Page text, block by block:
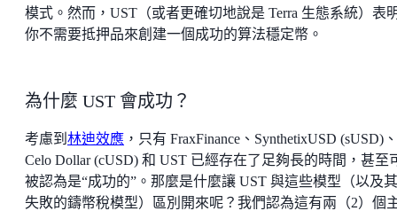
模式。然而，UST（或者更確切地說是 Terra 生態系統）表
你不需要抵押品來創建一個成功的算法穩定幣。
為什麼 UST 會成功？
考慮到 林迪效應 ，只有 FraxFinance、SynthetixUSD (sUSD)、
Celo Dollar (cUSD) 和 UST 已經存在了足夠長的時間，甚至
被認為是“成功的”。那麼是什麼讓 UST 與這些模型（以及
失敗的鑄幣稅模型）區別開來呢？我們認為這有兩（2）個